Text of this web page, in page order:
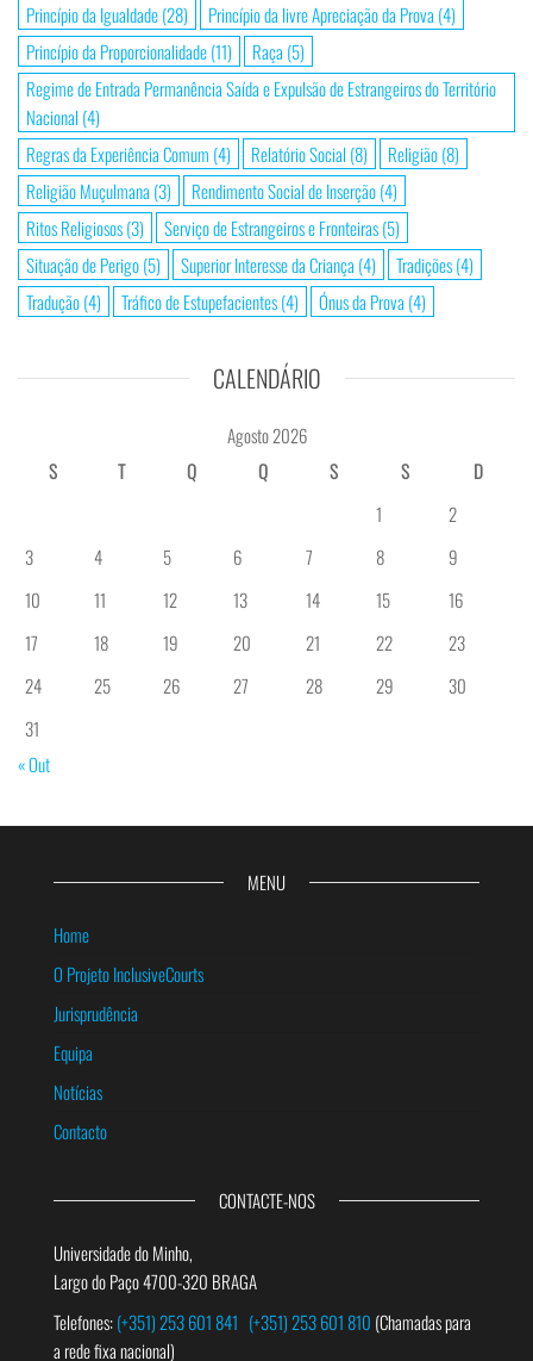
Princípio da Igualdade(28) Princípio da livre Apreciação da Prova (4)
Princípio da Proporcionalidade(11) Raça (5)
Regime de Entrada Permanência Saída e Expulsão de Estrangeiros do Território
Nacional (4)
Regras da Experiência Comum (4) Relatório Social (8) Religião(8)
Religião Muçulmana (3) Rendimento Social de Inserção(4)
Ritos Religiosos(3) Serviço de Estrangeiros e Fronteiras(5)
Situação de Perigo(5) Superior Interesse da Criança (4) Tradições(4)
Tradução(4) Tráfico de Estupefacientes(4) Ónus da Prova (4)
CALENDÁRIO
Agosto 2026
S
T Q Q S S
D
1
2
3
4 5 6 7 8
9
10
11 12 13 14 15
16
17
18 19 20 21 22
23
24
25 26 27 28 29
30
31
« Out
MENU
Home
O Projeto InclusiveCourts
Jurisprudência
Equipa
Notícias
Contacto
CONTACTE-NOS
Universidade do Minho,
Largo do Paço 4700-320 BRAGA
Telefones:(+351) 253 601 841 (+351) 253 601 810 (Chamadas para
a rede fixa nacional)